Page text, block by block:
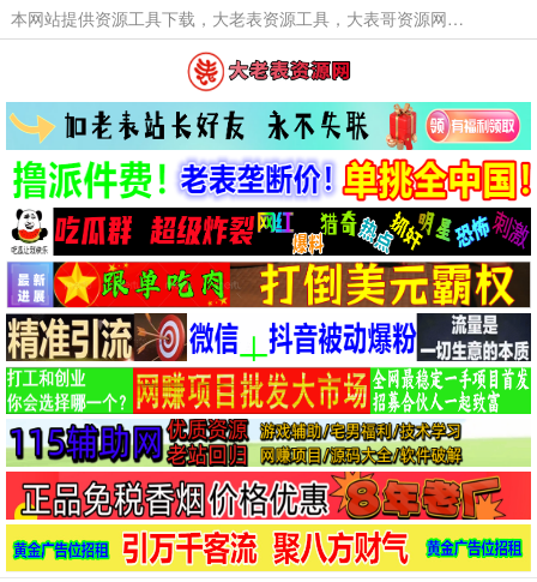
本网站提供资源工具下载，大老表资源工具，大表哥资源网软件工具，大老表资源下载，活动线报福利资源分享,活动线报，大型网游经典游戏，网络热门技术游戏辅助交流与分享。